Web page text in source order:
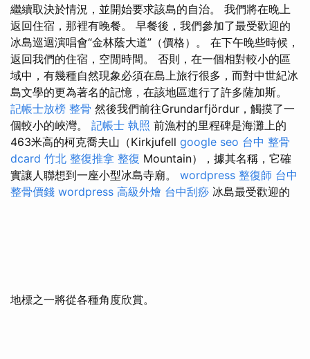
繼續取決於情況，並開始要求該島的自治。 我們將在晚上
返回住宿，那裡有晚餐。 早餐後，我們參加了最受歡迎的
冰島巡迴演唱會“金林蔭大道”（價格）。 在下午晚些時候，
返回我們的住宿，空閒時間。 否則，在一個相對較小的區
域中，有幾種自然現象必須在島上旅行很多，而對中世紀冰
島文學的更為著名的記憶，在該地區進行了許多薩加斯。
記帳士放榜 整骨 然後我們前往Grundarfjördur，觸摸了一
個較小的峽灣。 記帳士 執照 前漁村的里程碑是海灘上的
463米高的柯克喬夫山（Kirkjufell google seo 台中 整骨
dcard 竹北 整復推拿 整復 Mountain），據其名稱，它確
實讓人聯想到一座小型冰島寺廟。 wordpress 整復師 台中
整骨價錢 wordpress 高級外燴 台中刮痧 冰島最受歡迎的
地標之一將從各種角度欣賞。